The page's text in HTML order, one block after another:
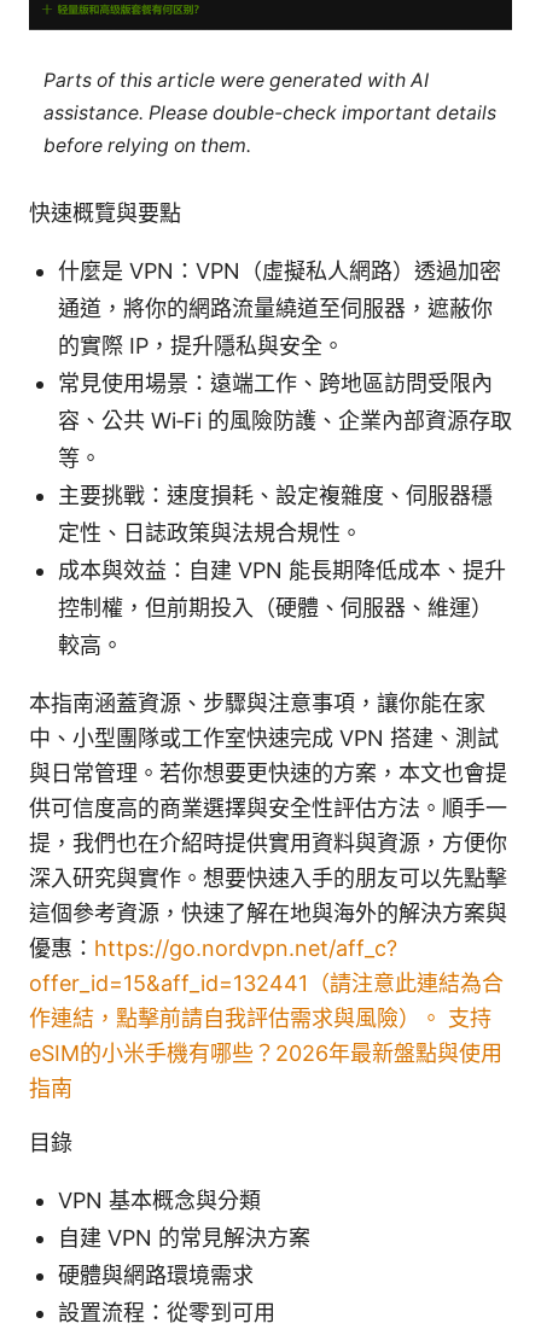
Parts of this article were generated with AI
assistance. Please double-check important details
before relying on them.
快速概覽與要點
什麼是 VPN：VPN（虛擬私人網路）透過加密
通道，將你的網路流量繞道至伺服器，遮蔽你
的實際 IP，提升隱私與安全。
常見使用場景：遠端工作、跨地區訪問受限內
容、公共 Wi‑Fi 的風險防護、企業內部資源存取
等。
主要挑戰：速度損耗、設定複雜度、伺服器穩
定性、日誌政策與法規合規性。
成本與效益：自建 VPN 能長期降低成本、提升
控制權，但前期投入（硬體、伺服器、維運）
較高。
本指南涵蓋資源、步驟與注意事項，讓你能在家
中、小型團隊或工作室快速完成 VPN 搭建、測試
與日常管理。若你想要更快速的方案，本文也會提
供可信度高的商業選擇與安全性評估方法。順手一
提，我們也在介紹時提供實用資料與資源，方便你
深入研究與實作。想要快速入手的朋友可以先點擊
這個參考資源，快速了解在地與海外的解決方案與
優惠： https://go.nordvpn.net/aff_c?
offer_id=15&aff_id=132441（請注意此連結為合
作連結，點擊前請自我評估需求與風險）。 支持
eSIM的小米手機有哪些？2026年最新盤點與使用
指南
目錄
VPN 基本概念與分類
自建 VPN 的常見解決方案
硬體與網路環境需求
設置流程：從零到可用